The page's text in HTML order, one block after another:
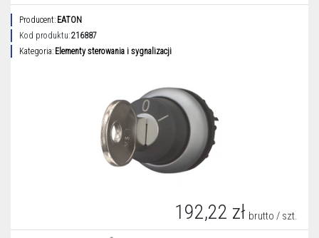
Producent: EATON
Kod produktu:216887
Kategoria: Elementy sterowania i sygnalizacji
192,22 zł brutto / szt.